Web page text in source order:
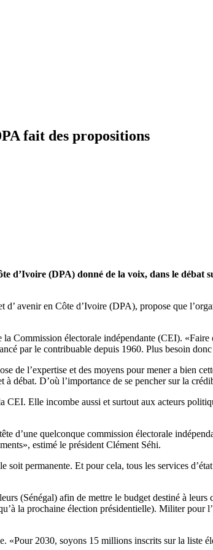
fait des propositions
d’Ivoire (DPA) donné de la voix, dans le
avenir en Côte d’Ivoire (DPA), propose que
Commission électorale indépendante (CEI).
par le contribuable depuis 1960. Plus besoin
de l’expertise et des moyens pour mener a bien
débat. D’où l’importance de se pencher sur la
CEI. Elle incombe aussi et surtout aux acteurs
d’une quelconque commission électorale
estimé le président Clément Séhi.
permanente. Et pour cela, tous les services
(Sénégal) afin de mettre le budget destiné à
la prochaine élection présidentielle). Militer
«Pour 2030, soyons 15 millions inscrits sur la liste